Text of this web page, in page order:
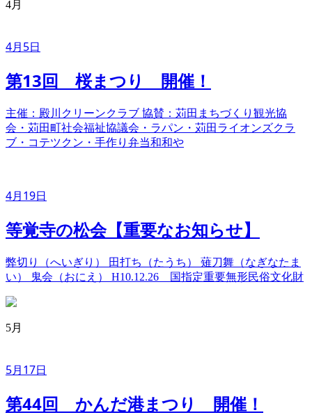
4月
4月5日
第13回 桜まつり 開催！
主催：殿川クリーンクラブ 協賛：苅田まちづくり観光協
会・苅田町社会福祉協議会・ラパン・苅田ライオンズクラ
ブ・コテツクン・手作り弁当和和や
4月19日
等覚寺の松会【重要なお知らせ】
弊切り（へいぎり） 田打ち（たうち） 薙刀舞（なぎなたま
い） 鬼会（おにえ） H10.12.26 国指定重要無形民俗文化財
5月
5月17日
第44回 かんだ港まつり 開催！